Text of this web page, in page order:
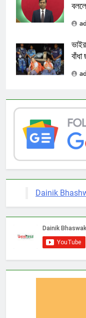
বাঁধা
Dainik